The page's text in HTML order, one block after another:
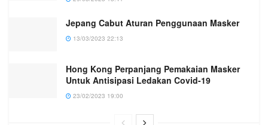
Jepang Cabut Aturan Penggunaan Masker
13/03/2023 22:13
Hong Kong Perpanjang Pemakaian Masker
Untuk Antisipasi Ledakan Covid-19
23/02/2023 19:00